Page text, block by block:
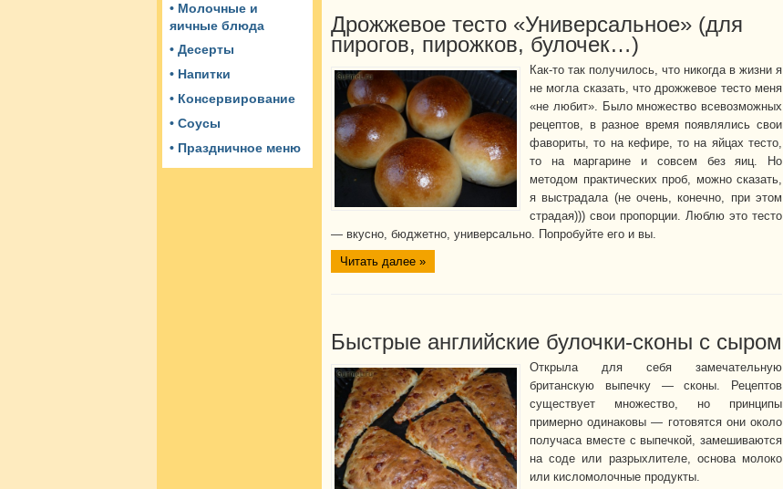
• Молочные и
яичные блюда
• Десерты
• Напитки
• Консервирование
• Соусы
• Праздничное меню
Дрожжевое тесто «Универсальное» (для
пирогов, пирожков, булочек…)
Как-то так получилось, что никогда в жизни я
не могла сказать, что дрожжевое тесто меня
«не любит». Было множество всевозможных
рецептов, в разное время появлялись свои
фавориты, то на кефире, то на яйцах тесто,
то на маргарине и совсем без яиц. Но
методом практических проб, можно сказать,
я выстрадала (не очень, конечно, при этом
страдая))) свои пропорции. Люблю это тесто
— вкусно, бюджетно, универсально. Попробуйте его и вы.
Читать далее »
Быстрые английские булочки-сконы с сыром
Открыла для себя замечательную
британскую выпечку — сконы. Рецептов
существует множество, но принципы
примерно одинаковы — готовятся они около
получаса вместе с выпечкой, замешиваются
на соде или разрыхлителе, основа молоко
или кисломолочные продукты.